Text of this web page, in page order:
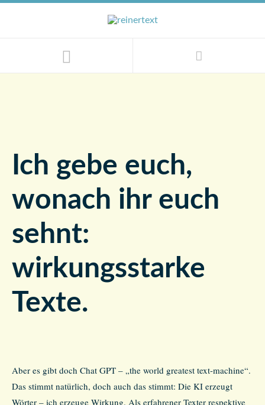
Ich gebe euch,
wonach ihr euch
sehnt:
wirkungsstarke
Texte.
Aber es gibt doch Chat GPT – „the world greatest text-machine“.
Das stimmt natürlich, doch auch das stimmt: Die KI erzeugt
Wörter – ich erzeuge Wirkung. Als erfahrener Texter respektive